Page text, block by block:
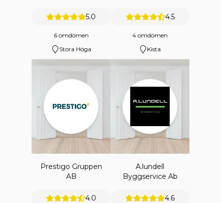
5.0
6 omdömen
Stora Höga
4.5
4 omdömen
Kista
Prestigo Gruppen
AB
4.0
A.lundell
Byggservice Ab
4.6